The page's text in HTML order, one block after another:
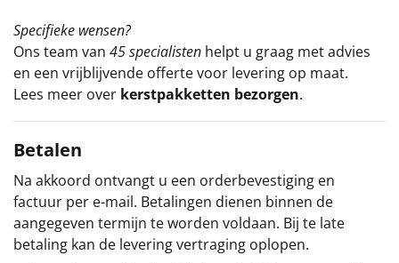
Specifieke wensen?
Ons team van 45 specialisten helpt u graag met advies
en een vrijblijvende offerte voor levering op maat.
Lees meer over kerstpakketten bezorgen.
Betalen
Na akkoord ontvangt u een orderbevestiging en
factuur per e-mail. Betalingen dienen binnen de
aangegeven termijn te worden voldaan. Bij te late
betaling kan de levering vertraging oplopen.